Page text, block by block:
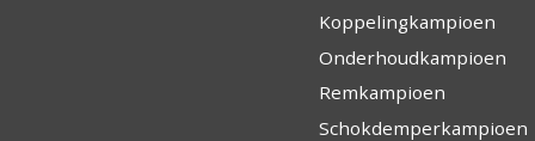
Koppelingkampioen
Onderhoudkampioen
Remkampioen
Schokdemperkampioen